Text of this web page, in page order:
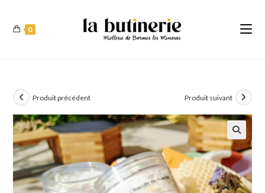
0
Produit précédent Produit suivant